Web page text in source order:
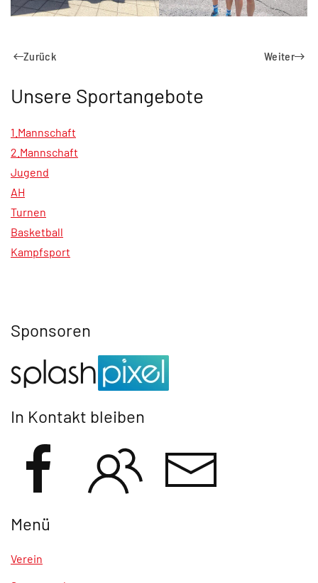
Zurück Weiter
Unsere Sportangebote
1.Mannschaft
2.Mannschaft
Jugend
AH
Turnen
Basketball
Kampfsport
Sponsoren
In Kontakt bleiben
Menü
Verein